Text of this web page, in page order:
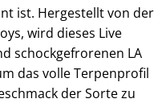
ist. Hergestellt von der
wird dieses Live
schockgefrorenen LA
das volle Terpenprofil
der Sorte zu